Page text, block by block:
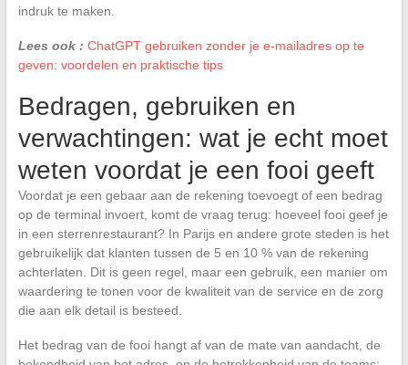
indruk te maken.
Lees ook : ChatGPT gebruiken zonder je e-mailadres op te
geven: voordelen en praktische tips
Bedragen, gebruiken en
verwachtingen: wat je echt moet
weten voordat je een fooi geeft
Voordat je een gebaar aan de rekening toevoegt of een bedrag
op de terminal invoert, komt de vraag terug: hoeveel fooi geef je
in een sterrenrestaurant? In Parijs en andere grote steden is het
gebruikelijk dat klanten tussen de 5 en 10 % van de rekening
achterlaten. Dit is geen regel, maar een gebruik, een manier om
waardering te tonen voor de kwaliteit van de service en de zorg
die aan elk detail is besteed.
Het bedrag van de fooi hangt af van de mate van aandacht, de